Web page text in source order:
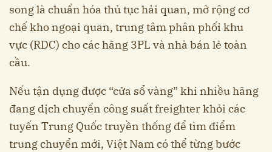
song là chuẩn hóa thủ tục hải quan, mở rộng cơ
chế kho ngoại quan, trung tâm phân phối khu
vực (RDC) cho các hãng 3PL và nhà bán lẻ toàn
cầu.
Nếu tận dụng được “cửa sổ vàng” khi nhiều hãng
đang dịch chuyển công suất freighter khỏi các
tuyến Trung Quốc truyền thống để tìm điểm
trung chuyển mới, Việt Nam có thể từng bước